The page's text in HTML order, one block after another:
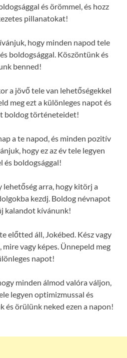
és örömmel, és hozz
pillanatokat!
hogy minden napod tele
boldogsággal. Köszöntünk és
benned!
a jövő tele van lehetőségekkel
meg ezt a különleges napot és
boldog történeteidet!
a te napod, és minden pozitív
hogy ez az év tele legyen
és boldogsággal!
lehetőség arra, hogy kitörj a
kezdj. Boldog névnapot
kalandot kívánunk!
előtted áll, Jokébed. Kész vagy
vagy képes. Ünnepeld meg
napot!
minden álmod valóra váljon,
legyen optimizmussal és
és örülünk neked ezen a napon!